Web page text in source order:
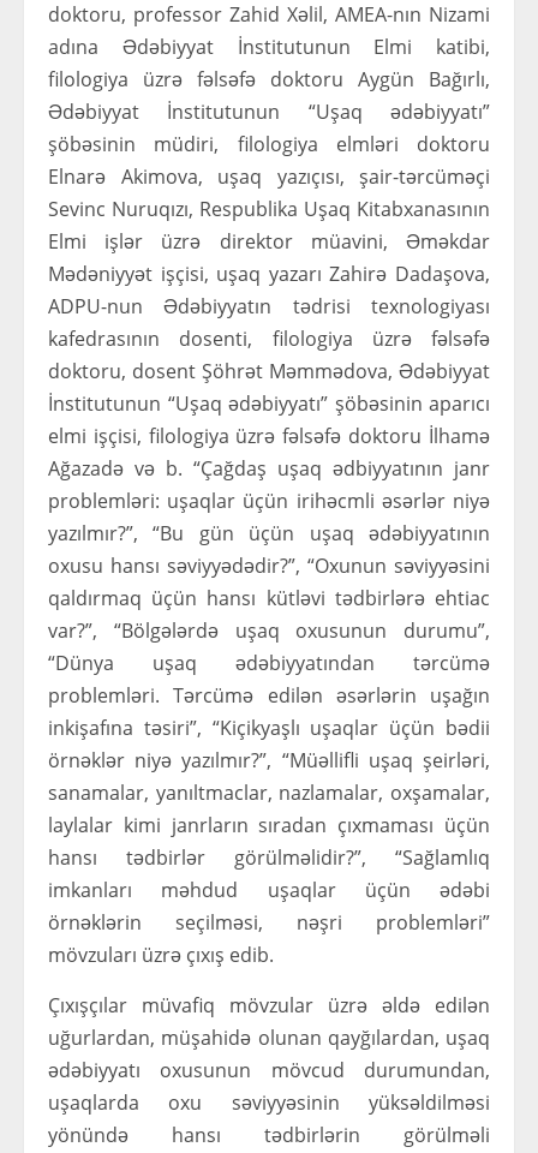
doktoru, professor Zahid Xəlil, AMEA-nın Nizami
adına Ədəbiyyat İnstitutunun Elmi katibi,
filologiya üzrə fəlsəfə doktoru Aygün Bağırlı,
Ədəbiyyat İnstitutunun “Uşaq ədəbiyyatı”
şöbəsinin müdiri, filologiya elmləri doktoru
Elnarə Akimova, uşaq yazıçısı, şair-tərcüməçi
Sevinc Nuruqızı, Respublika Uşaq Kitabxanasının
Elmi işlər üzrə direktor müavini, Əməkdar
Mədəniyyət işçisi, uşaq yazarı Zahirə Dadaşova,
ADPU-nun Ədəbiyyatın tədrisi texnologiyası
kafedrasının dosenti, filologiya üzrə fəlsəfə
doktoru, dosent Şöhrət Məmmədova, Ədəbiyyat
İnstitutunun “Uşaq ədəbiyyatı” şöbəsinin aparıcı
elmi işçisi, filologiya üzrə fəlsəfə doktoru İlhamə
Ağazadə və b. “Çağdaş uşaq ədbiyyatının janr
problemləri: uşaqlar üçün irihəcmli əsərlər niyə
yazılmır?”, “Bu gün üçün uşaq ədəbiyyatının
oxusu hansı səviyyədədir?”, “Oxunun səviyyəsini
qaldırmaq üçün hansı kütləvi tədbirlərə ehtiac
var?”, “Bölgələrdə uşaq oxusunun durumu”,
“Dünya uşaq ədəbiyyatından tərcümə
problemləri. Tərcümə edilən əsərlərin uşağın
inkişafına təsiri”, “Kiçikyaşlı uşaqlar üçün bədii
örnəklər niyə yazılmır?”, “Müəllifli uşaq şeirləri,
sanamalar, yanıltmaclar, nazlamalar, oxşamalar,
laylalar kimi janrların sıradan çıxmaması üçün
hansı tədbirlər görülməlidir?”, “Sağlamlıq
imkanları məhdud uşaqlar üçün ədəbi
örnəklərin seçilməsi, nəşri problemləri”
mövzuları üzrə çıxış edib.
Çıxışçılar müvafiq mövzular üzrə əldə edilən
uğurlardan, müşahidə olunan qayğılardan, uşaq
ədəbiyyatı oxusunun mövcud durumundan,
uşaqlarda oxu səviyyəsinin yüksəldilməsi
yönündə hansı tədbirlərin görülməli